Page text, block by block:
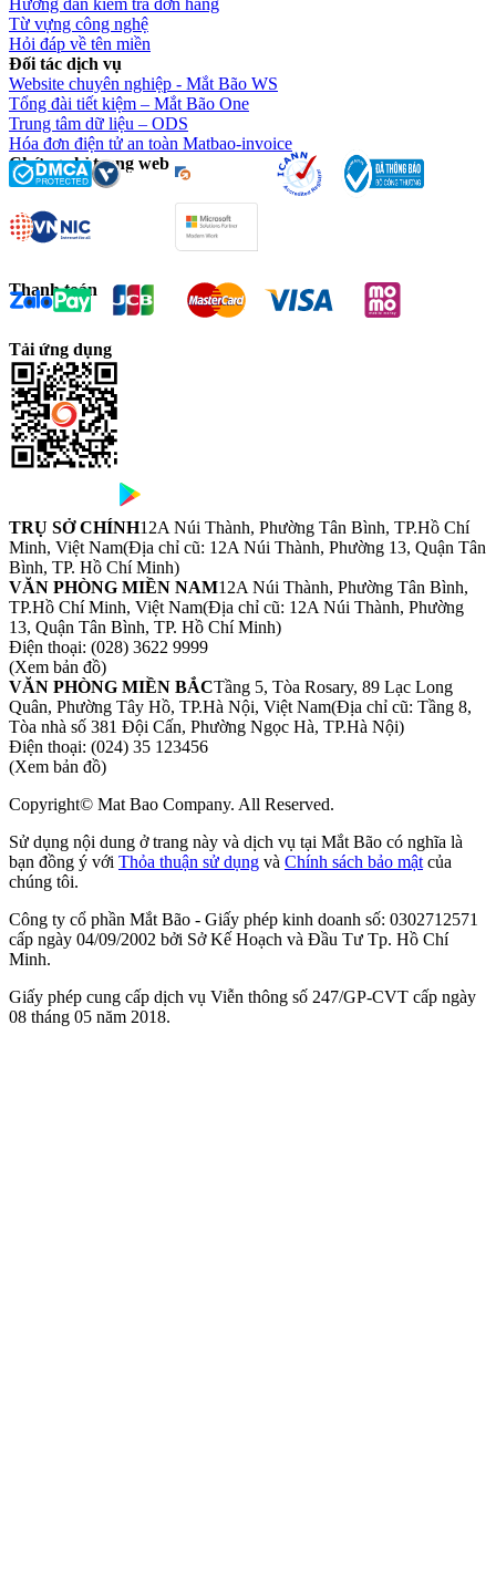
Hướng dẫn kiểm tra đơn hàng
Từ vựng công nghệ
Hỏi đáp về tên miền
Đối tác dịch vụ
Website chuyên nghiệp - Mắt Bão WS
Tổng đài tiết kiệm – Mắt Bão One
Trung tâm dữ liệu – ODS
Hóa đơn điện tử an toàn Matbao-invoice
Chứng chỉ trang web
Thanh toán
Tải ứng dụng
TRỤ SỞ CHÍNH12A Núi Thành, Phường Tân Bình, TP.Hồ Chí
Minh, Việt Nam(Địa chỉ cũ: 12A Núi Thành, Phường 13, Quận Tân
Bình, TP. Hồ Chí Minh)
VĂN PHÒNG MIỀN NAM12A Núi Thành, Phường Tân Bình,
TP.Hồ Chí Minh, Việt Nam(Địa chỉ cũ: 12A Núi Thành, Phường
13, Quận Tân Bình, TP. Hồ Chí Minh)
Điện thoại: (028) 3622 9999
(Xem bản đồ)
VĂN PHÒNG MIỀN BẮCTầng 5, Tòa Rosary, 89 Lạc Long
Quân, Phường Tây Hồ, TP.Hà Nội, Việt Nam(Địa chỉ cũ: Tầng 8,
Tòa nhà số 381 Đội Cấn, Phường Ngọc Hà, TP.Hà Nội)
Điện thoại: (024) 35 123456
(Xem bản đồ)
Copyright© Mat Bao Company. All Reserved.
Sử dụng nội dung ở trang này và dịch vụ tại Mắt Bão có nghĩa là
bạn đồng ý với Thỏa thuận sử dụng và Chính sách bảo mật của
chúng tôi.
Công ty cổ phần Mắt Bão - Giấy phép kinh doanh số: 0302712571
cấp ngày 04/09/2002 bởi Sở Kế Hoạch và Đầu Tư Tp. Hồ Chí
Minh.
Giấy phép cung cấp dịch vụ Viễn thông số 247/GP-CVT cấp ngày
08 tháng 05 năm 2018.